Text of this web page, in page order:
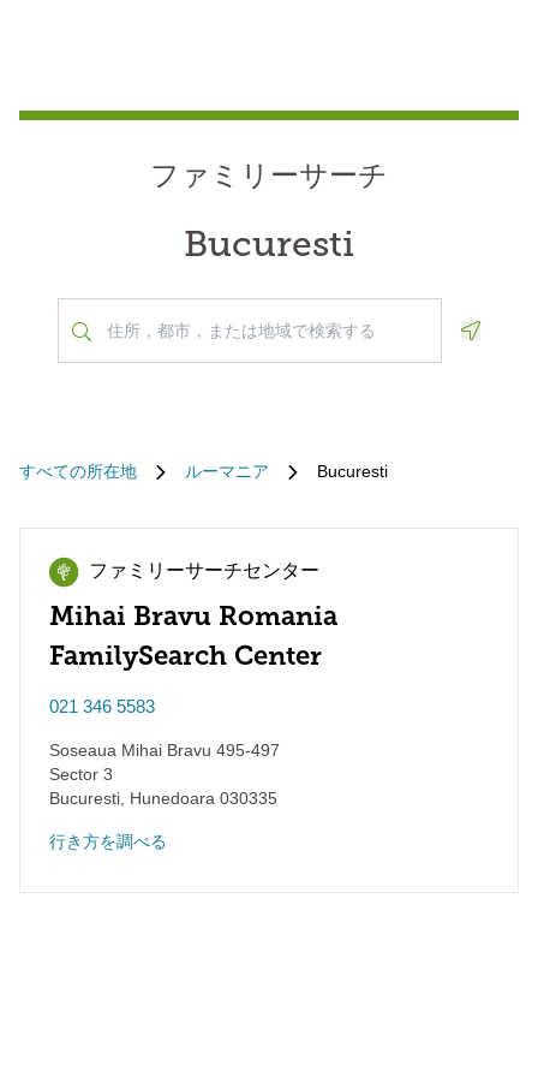
ファミリーサーチ
Bucuresti
すべての所在地 ルーマニア Bucuresti
ファミリーサーチセンター
Mihai Bravu Romania
FamilySearch Center
021 346 5583
Soseaua Mihai Bravu 495-497
Sector 3
Bucuresti Hunedoara 030335
行き方を調べる